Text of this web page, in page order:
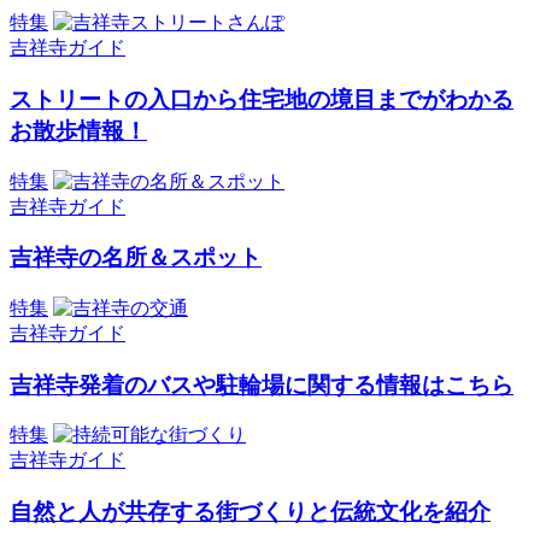
特集
吉祥寺ガイド
ストリートの入口から住宅地の境目までがわかる
お散歩情報！
特集
吉祥寺ガイド
吉祥寺の名所＆スポット
特集
吉祥寺ガイド
吉祥寺発着のバスや駐輪場に関する情報はこちら
特集
吉祥寺ガイド
自然と人が共存する街づくりと伝統文化を紹介